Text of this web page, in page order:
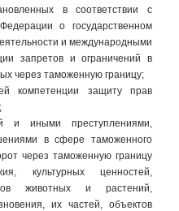
в соответствии с
о государственном
и международными
запретов и ограничений в
через таможенную границу;
компетенции защиту прав
и иными преступлениями,
в сфере таможенного
через таможенную границу
культурных ценностей,
животных и растений,
их частей, объектов